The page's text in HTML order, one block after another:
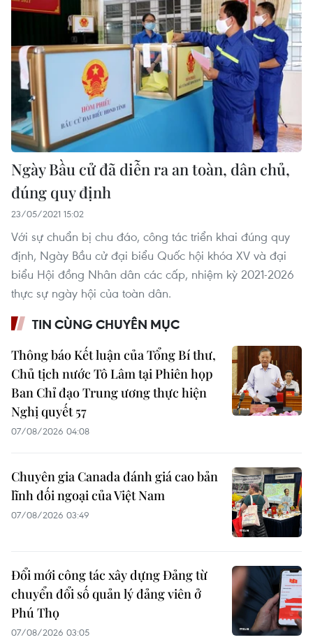
Ngày Bầu cử đã diễn ra an toàn, dân chủ,
đúng quy định
23/05/2021 15:02
Với sự chuẩn bị chu đáo, công tác triển khai đúng quy
định, Ngày Bầu cử đại biểu Quốc hội khóa XV và đại
biểu Hội đồng Nhân dân các cấp, nhiệm kỳ 2021-2026
thực sự ngày hội của toàn dân.
TIN CÙNG CHUYÊN MỤC
Thông báo Kết luận của Tổng Bí thư,
Chủ tịch nước Tô Lâm tại Phiên họp
Ban Chỉ đạo Trung ương thực hiện
Nghị quyết 57
07/08/2026 04:08
Chuyên gia Canada đánh giá cao bản
lĩnh đối ngoại của Việt Nam
07/08/2026 03:49
Đổi mới công tác xây dựng Đảng từ
chuyển đổi số quản lý đảng viên ở
Phú Thọ
07/08/2026 03:05